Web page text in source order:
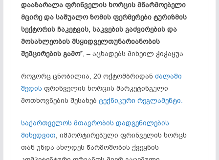
დააზარალა ფრინველის ხორცის მწარმოებელი
მცირე და საშუალო ზომის ფერმერებიტურიზმის
სექტორის ჩაკეტვის, საკვების გაძვირების და
მოსახლეობის მსყიდველთუნარიანობის
შემცირების გამო”, – აცხადებს მიხეილ ჭიჭაყუა
როგორც ცნობილია, 20 ოქტომბრიდან ძალაში
შედის ფრინველის ხორცის მარკეტინგული
მოთხოვნების შესახებ ტექნიკური რეგლამენტი.
საქართველოს მთავრობის დადგენილების
მიხედვით, იმპორტირებული ფრინველის ხორცს
თან უნდა ახლდეს წარმოშობის ქვეყნის